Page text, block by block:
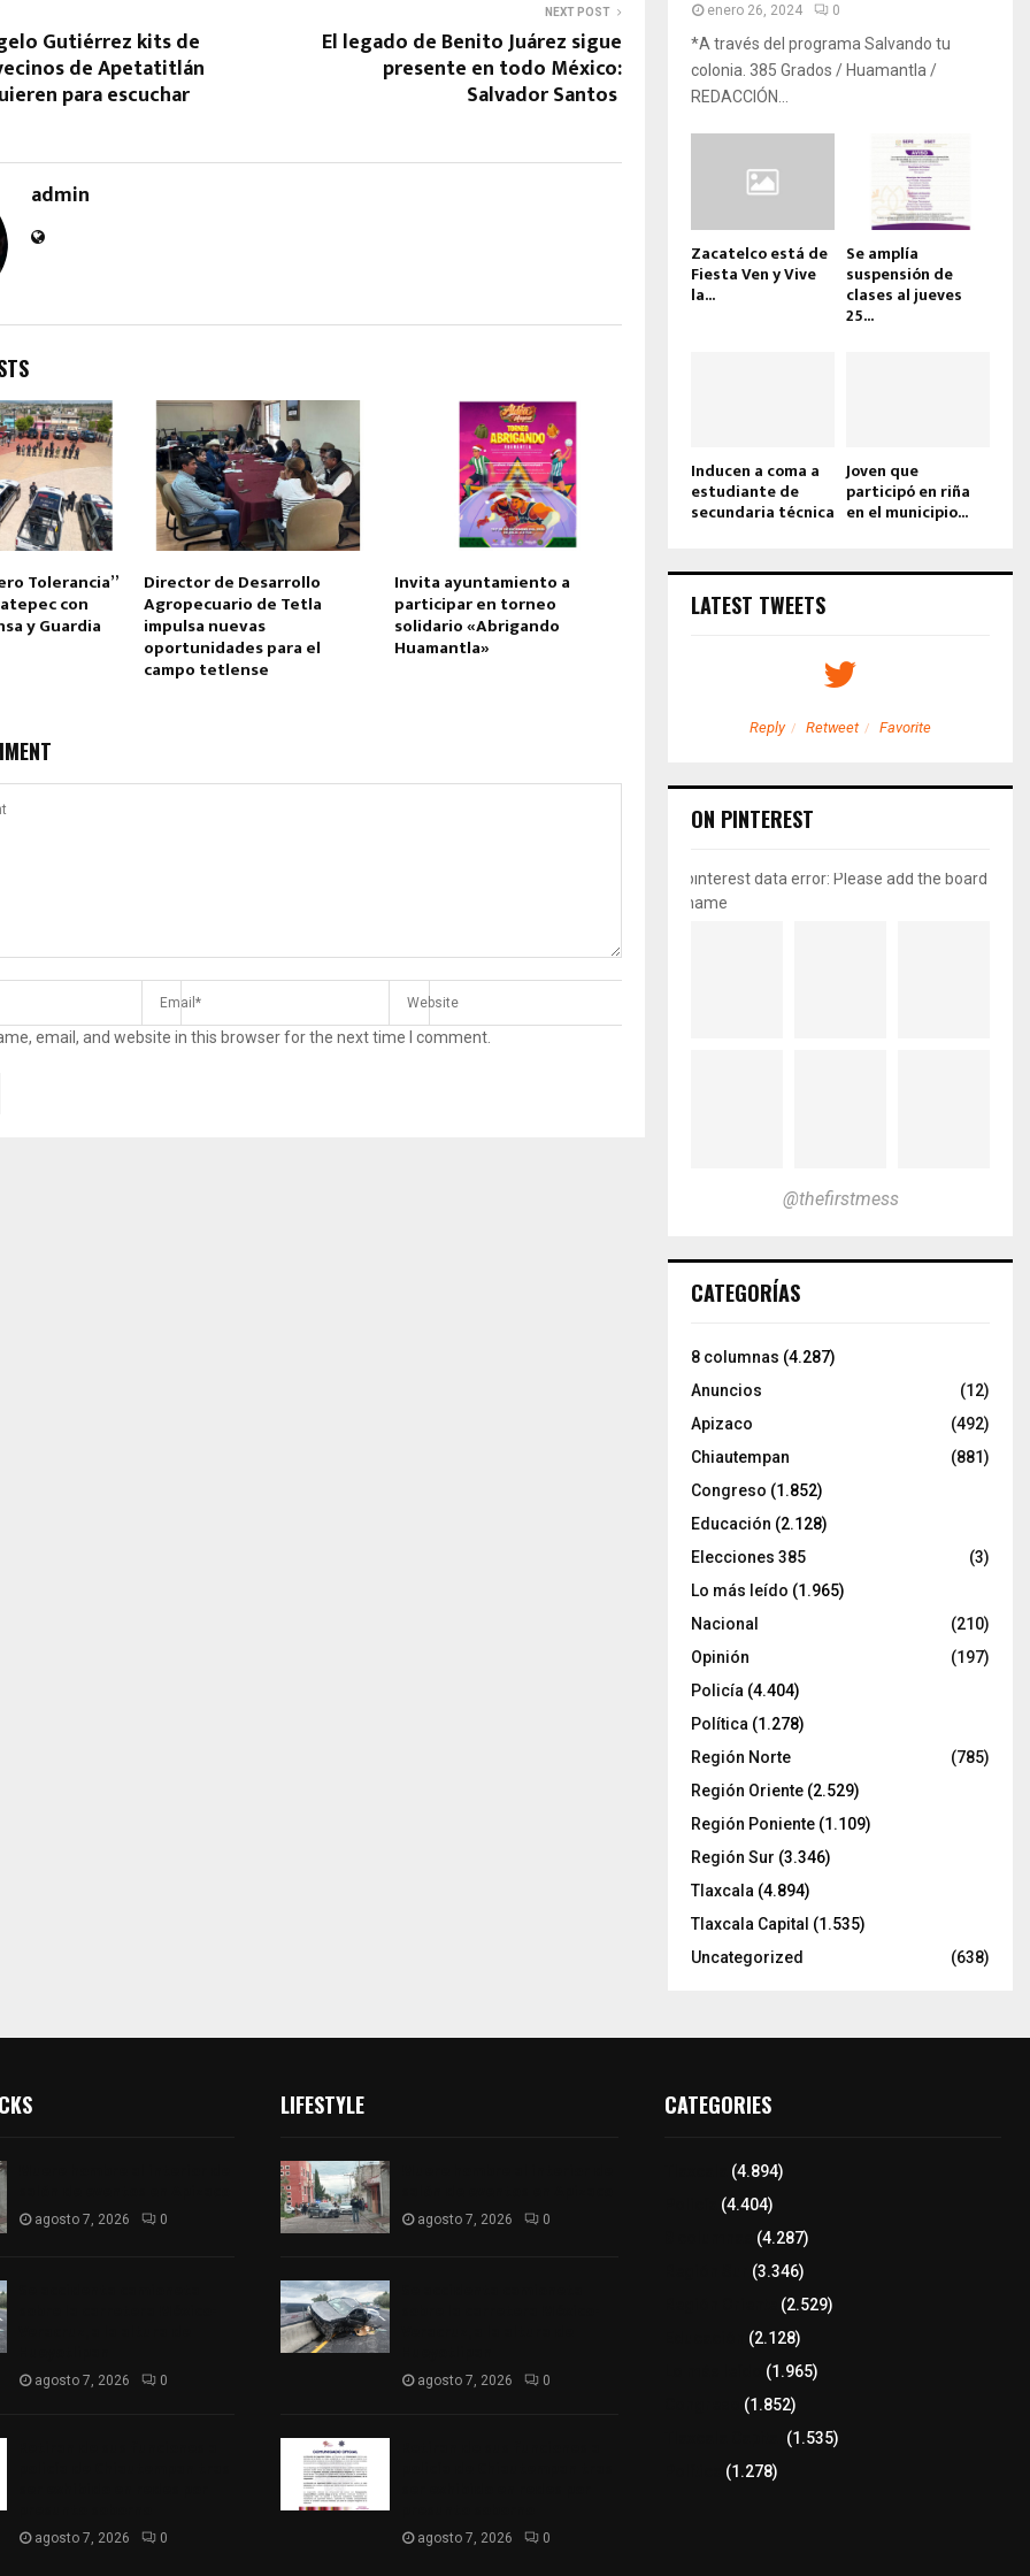
Gutiérrez kits de
de Apetatitlán
para escuchar
NEXT POST
El legado de Benito Juárez sigue
presente en todo México:
Salvador Santos
admin
Tolerancia”
con
y Guardia
Director de Desarrollo
Agropecuario de Tetla
impulsa nuevas
oportunidades para el
campo tetlense
Invita ayuntamiento a
participar en torneo
solidario «Abrigando
Huamantla»
email, and website in this browser for the next time I comment.
enero 26, 2024 0
*A través del programa Salvando tu
colonia. 385 Grados / Huamantla /
REDACCIÓN...
Zacatelco está de
Fiesta Ven y Vive
la...
Se amplía
suspensión de
clases al jueves
25...
Inducen a coma a
estudiante de
secundaria técnica
Joven que
participó en riña
en el municipio...
LATEST TWEETS
Reply Retweet Favorite
ON PINTEREST
pinterest data error: Please add the board
name
@thefirstmess
CATEGORÍAS
8 columnas (4.287)
Anuncios
(12)
Apizaco
(492)
Chiautempan
(881)
Congreso (1.852)
Educación (2.128)
Elecciones 385
(3)
Lo más leído (1.965)
Nacional
(210)
Opinión
(197)
Policía (4.404)
Política (1.278)
Región Norte
(785)
Región Oriente (2.529)
Región Poniente (1.109)
Región Sur (3.346)
Tlaxcala (4.894)
Tlaxcala Capital (1.535)
Uncategorized
(638)
agosto 7, 2026 0
agosto 7, 2026 0
agosto 7, 2026 0
LIFESTYLE
agosto 7, 2026 0
agosto 7, 2026 0
agosto 7, 2026 0
CATEGORIES
(4.894)
(4.404)
(4.287)
(3.346)
(2.529)
(2.128)
(1.965)
(1.852)
(1.535)
(1.278)